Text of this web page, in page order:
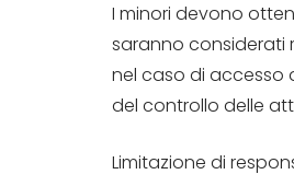
I minori devono
saranno considerati
nel caso di accesso
del controllo delle
Limitazione di